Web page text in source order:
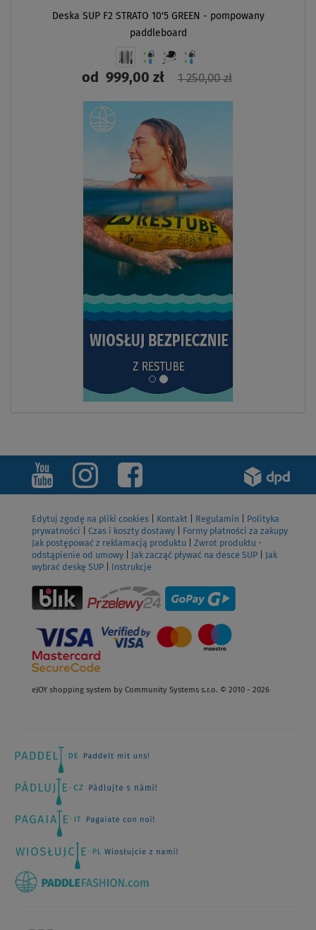
Deska SUP F2 STRATO 10'5 GREEN - pompowany
paddleboard
od999,00 zł 1 250,00 zł
Edytuj zgodę na pliki cookies Kontakt Regulamin
Polityka
prywatności
Czas i koszty dostawy
Formy płatności za zakupy
Jak postępować z reklamacją produktu
Zwrot produktu -
odstąpienie od umowy
Jak zacząć pływać na desce SUP
Jak
wybrać deskę SUP
Instrukcje
eJOY shopping system by Community Systems s.r.o. © 2010 - 2026